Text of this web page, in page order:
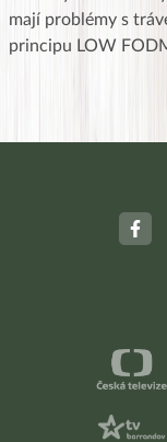
mají problémy s
principu LOW